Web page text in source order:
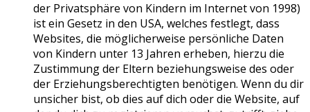
der Privatsphäre von Kindern im Internet von 1998)
ist ein Gesetz in den USA, welches festlegt, dass
Websites, die möglicherweise persönliche Daten
von Kindern unter 13 Jahren erheben, hierzu die
Zustimmung der Eltern beziehungsweise des oder
der Erziehungsberechtigten benötigen. Wenn du dir
unsicher bist, ob dies auf dich oder die Website, auf